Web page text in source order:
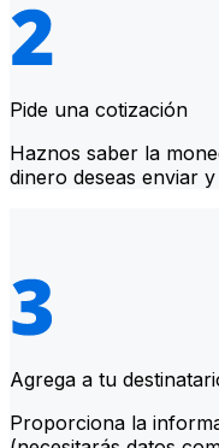
Pide una cotización
Haznos saber la
dinero deseas enviar
Agrega a tu
Proporciona la